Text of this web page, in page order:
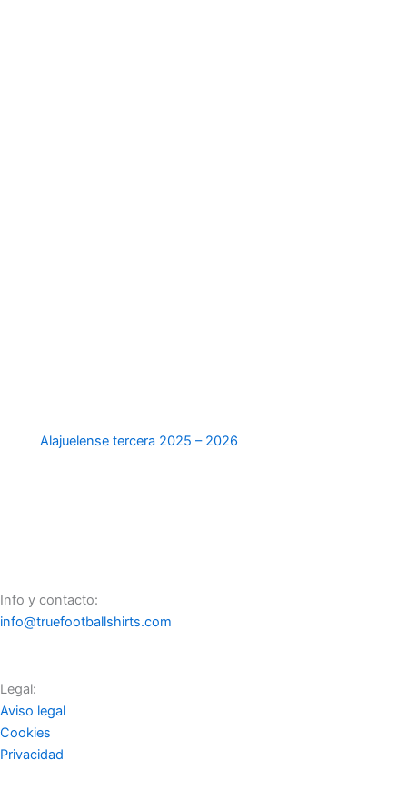
Alajuelense tercera 2025 – 2026
Info y contacto:
info@truefootballshirts.com
Legal:
Aviso legal
Cookies
Privacidad